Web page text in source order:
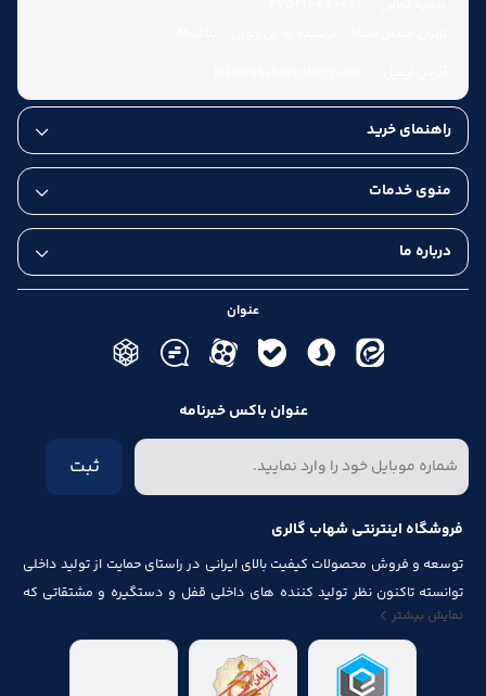
راهنمای خرید
منوی خدمات
درباره ما
عنوان
عنوان باکس خبرنامه
ثبت
فروشگاه اینترنتی شهاب گالری
توسعه و فروش محصولات کیفیت بالای ایرانی در راستای حمایت از تولید داخلی
توانسته تاکنون نظر تولید کننده های داخلی قفل و دستگیره و مشتقاتی که
مرتبط با درب و پنجره باشد از قبیل شماره پلاک، جک آرام بند ، فنر های در ، لولا ،
چرخ ، پیچ ، ریل ، پایه کابینت و لوازم آلات مصرف شده در کابینت را به خود جلب
نمایش بیشتر